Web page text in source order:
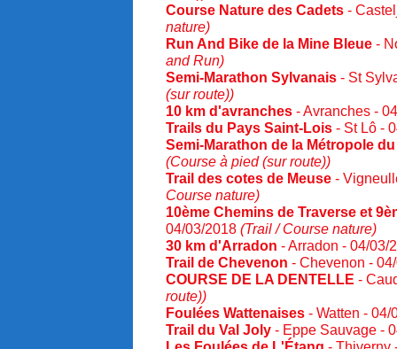
Course Nature des Cadets -
nature)
Run And Bike de la Mine Bleue -
and Run)
Semi-Marathon Sylvanais - St
(sur route))
10 km d'avranches - Avranches -
Trails du Pays Saint-Lois - St Lô -
Semi-Marathon de la Métropole
(Course à pied (sur route))
Trail des cotes de Meuse -
Course nature)
10ème Chemins de Traverse et
04/03/2018 (Trail / Course nature)
30 km d'Arradon - Arradon - 04/03/
Trail de Chevenon - Chevenon -
COURSE DE LA DENTELLE -
route))
Foulées Wattenaises - Watten -
Trail du Val Joly - Eppe Sauvage -